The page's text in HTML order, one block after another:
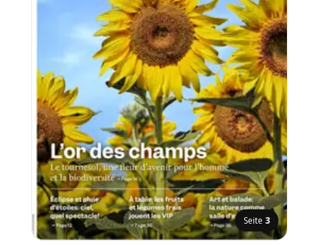
Seite 3